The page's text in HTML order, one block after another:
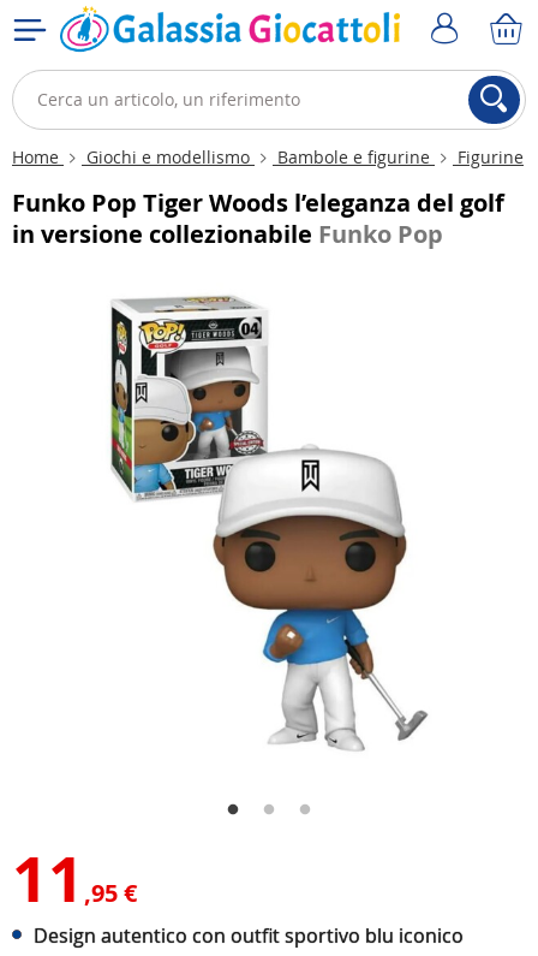
Home Giochi e modellismo Bambole e figurine Figurine
Funko Pop Tiger Woods l’eleganza del golf
in versione collezionabile Funko Pop
11 ,95 €
Design autentico con outfit sportivo blu iconico